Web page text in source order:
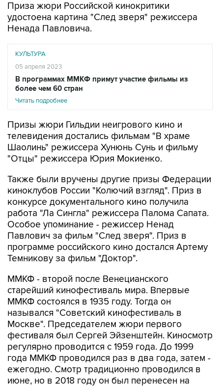
Приза жюри Российской кинокритики
удостоена картина "След зверя" режиссера
Ненада Павловича.
КУЛЬТУРА
05 апреля 2023
В программах ММКФ примут участие фильмы из
более чем 60 стран
Читать подробнее
Призы жюри Гильдии неигрового кино и
телевидения достались фильмам "В храме
Шаолинь" режиссера Хунюнь Сунь и фильму
"Отцы" режиссера Юрия Мокиенко.
Также были вручены другие призы Федерации
киноклубов России "Колючий взгляд". Приз в
конкурсе документального кино получила
работа "Ла Сингла" режиссера Палома Сапата.
Особое упоминание - режиссер Ненад
Павлович за фильм "След зверя". Приз в
программе российского кино достался Артему
Темникову за фильм "Доктор".
ММКФ - второй после Венецианского
старейший кинофестиваль мира. Впервые
ММКФ состоялся в 1935 году. Тогда он
назывался "Советский кинофестиваль в
Москве". Председателем жюри первого
фестиваля был Сергей Эйзенштейн. Киносмотр
регулярно проводится с 1959 года. До 1999
года ММКФ проводился раз в два года, затем -
ежегодно. Смотр традиционно проводился в
июне, но в 2018 году он был перенесен на